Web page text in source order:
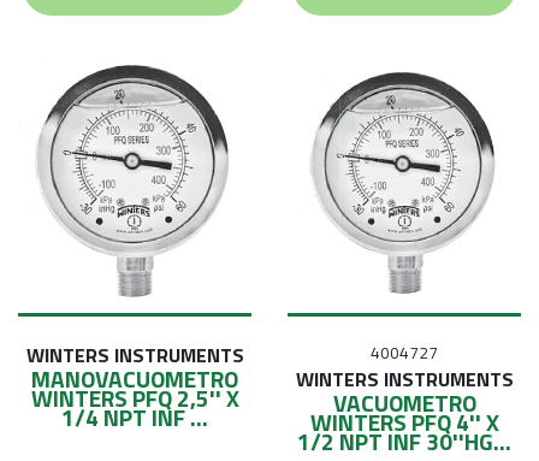
WINTERS INSTRUMENTS
MANOVACUOMETRO
WINTERS PFQ 2,5'' X
1/4 NPT INF ...
4004727
WINTERS INSTRUMENTS
VACUOMETRO
WINTERS PFQ 4'' X
1/2 NPT INF 30''HG...